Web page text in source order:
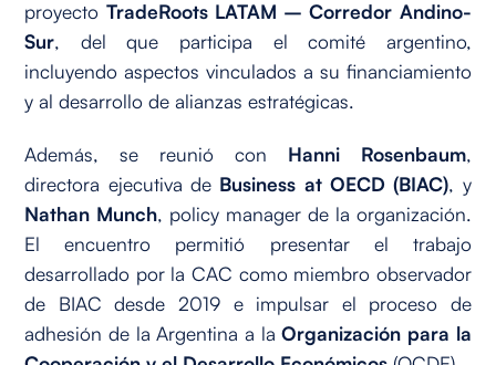
proyecto TradeRoots LATAM – Corredor Andino-
Sur, del que participa el comité argentino,
incluyendo aspectos vinculados a su financiamiento
y al desarrollo de alianzas estratégicas.
Además, se reunió con Hanni Rosenbaum,
directora ejecutiva de Business at OECD (BIAC), y
Nathan Munch, policy manager de la organización.
El encuentro permitió presentar el trabajo
desarrollado por la CAC como miembro observador
de BIAC desde 2019 e impulsar el proceso de
adhesión de la Argentina a laOrganización para la